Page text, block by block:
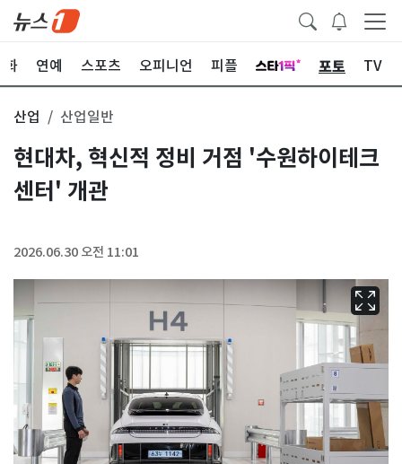
화 연예 스포츠 오피니언 피플 포토 TV
산업 산업일반
현대차, 혁신적 정비 거점 '수원하이테크
센터' 개관
2026.06.30 오전 11:01